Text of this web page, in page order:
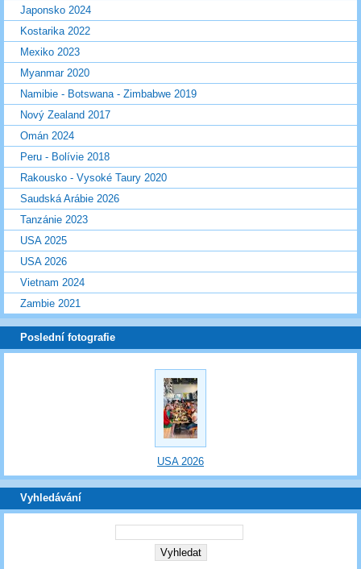
Japonsko 2024
Kostarika 2022
Mexiko 2023
Myanmar 2020
Namibie - Botswana - Zimbabwe 2019
Nový Zealand 2017
Omán 2024
Peru - Bolívie 2018
Rakousko - Vysoké Taury 2020
Saudská Arábie 2026
Tanzánie 2023
USA 2025
USA 2026
Vietnam 2024
Zambie 2021
Poslední fotografie
USA 2026
Vyhledávání